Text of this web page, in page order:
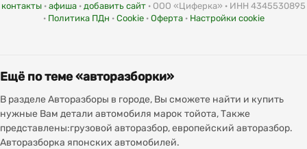
контакты · афиша · добавить сайт · ООО «Циферка» · ИНН 4345530895
· Политика ПДн · Cookie· Оферта· Настройки cookie
Ещё по теме «авторазборки»
В разделе Авторазборы в городе, Вы сможете найти и купить
нужные Вам детали автомобиля марок тойота, Также
представлены:грузовой авторазбор, европейский авторазбор.
Авторазборка японских автомобилей.